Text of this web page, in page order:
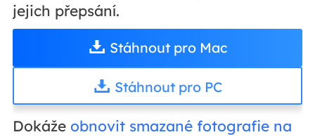
jejich přepsání.
Stáhnout pro Mac
Stáhnout pro PC
Dokáže obnovit smazané fotografie na